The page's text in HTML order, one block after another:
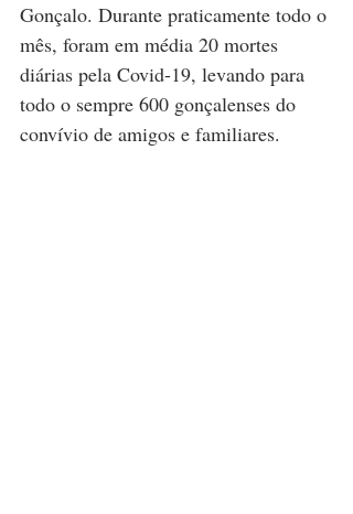
Gonçalo. Durante praticamente todo o
mês, foram em média 20 mortes
diárias pela Covid-19, levando para
todo o sempre 600 gonçalenses do
convívio de amigos e familiares.